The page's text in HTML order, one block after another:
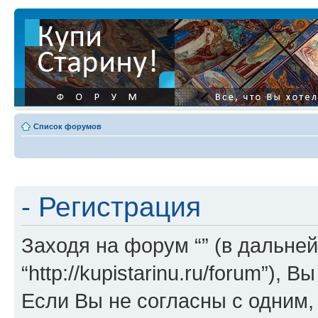
Список форумов
- Регистрация
Заходя на форум “” (в
“http://kupistarinu.ru/forum”),
Если Вы не согласны с